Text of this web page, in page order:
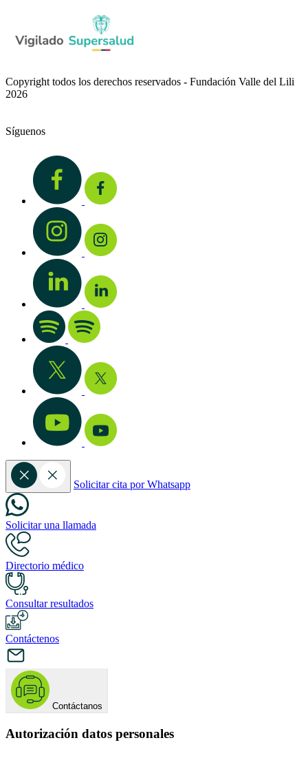
Copyright todos los derechos reservados - Fundación Valle del Lili
2026
Síguenos
Solicitar cita por Whatsapp
Solicitar una llamada
Directorio médico
Consultar resultados
Contáctenos
Contáctanos
Autorización datos personales